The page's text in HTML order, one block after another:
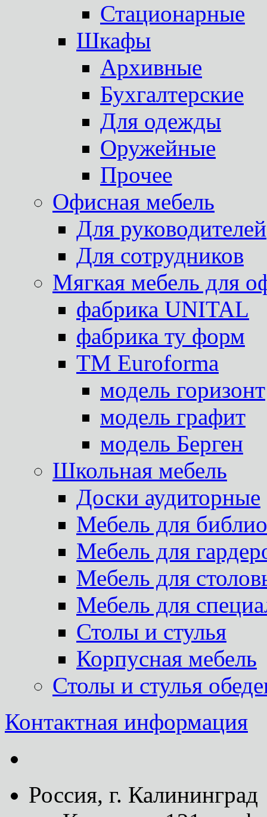
Стационарные
Шкафы
Архивные
Бухгалтерские
Для одежды
Оружейные
Прочее
Офисная мебель
Для руководителей
Для сотрудников
Мягкая мебель для
фабрика UNITAL
фабрика ту форм
TM Euroforma
модель горизонт
модель графит
модель Берген
Школьная мебель
Доски аудиторные
Мебель для
Мебель для
Мебель для
Мебель для
Столы и стулья
Корпусная мебель
Столы и стулья
Контактная информация
Россия, г. Калининград